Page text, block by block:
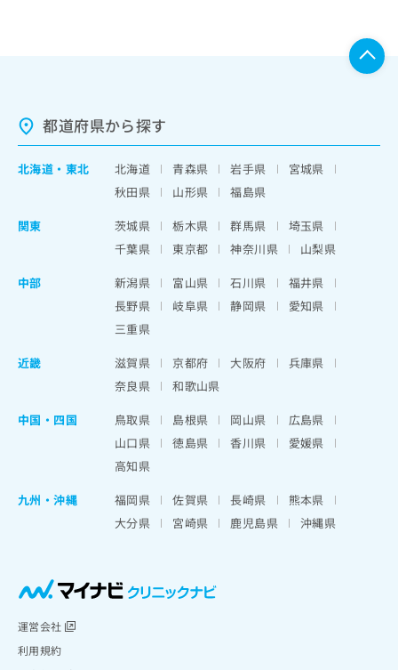
都道府県から探す
北海道 ・ 東北 北海道 青森県 岩手県
宮城県
秋田県
山形県
福島県
関東
茨城県 栃木県 群馬県
埼玉県
千葉県
東京都 神奈川県
山梨県
中部
新潟県 富山県 石川県
福井県
長野県
岐阜県 静岡県
愛知県
三重県
近畿
滋賀県 京都府 大阪府
兵庫県
奈良県
和歌山県
中国・四国
鳥取県 島根県 岡山県
広島県
山口県
徳島県 香川県
愛媛県
高知県
九州・沖縄
福岡県 佐賀県 長崎県
熊本県
大分県
宮崎県 鹿児島県 沖縄県
運営会社
利用規約